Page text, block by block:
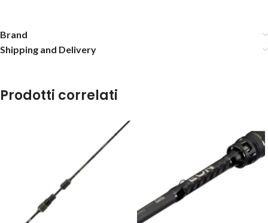
Brand
Shipping and Delivery
Prodotti correlati